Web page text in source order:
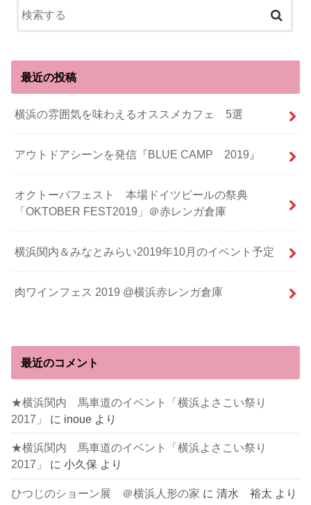
最近の投稿
横浜の雰囲気を味わえるオススメカフェ 5選
アウトドアシーンを発信『BLUE CAMP 2019』
オクトーバフェスト 本場ドイツビールの祭典
「OKTOBER FEST2019」＠赤レンガ倉庫
横浜関内＆みなとみらい2019年10月のイベント予定
肉ワインフェス 2019 @横浜赤レンガ倉庫
最近のコメント
★横浜関内 馬車道のイベント「横浜よさこい祭り
2017」
に inoue より
★横浜関内 馬車道のイベント「横浜よさこい祭り
2017」
に小久保 より
ひつじのショーン展 ＠横浜人形の家 に清水 裕太 より